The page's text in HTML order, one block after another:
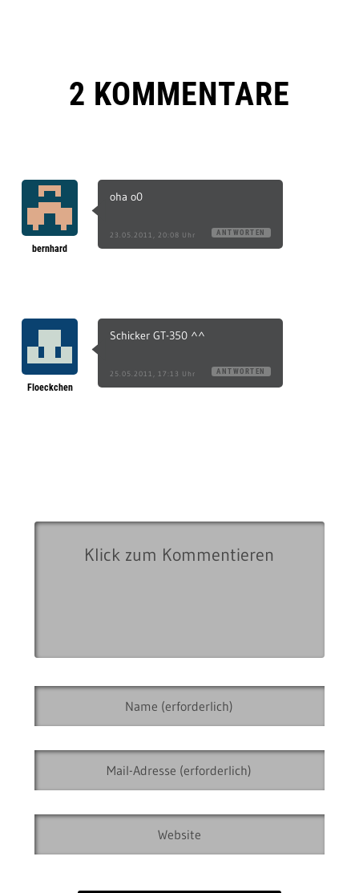
2 KOMMENTARE
bernhard
oha o0
23.05.2011, 20:08 Uhr ANTWORTEN
Floeckchen
Schicker GT-350 ^^
25.05.2011, 17:13 Uhr ANTWORTEN